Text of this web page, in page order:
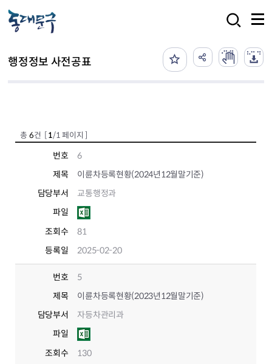
행정정보 사전공표
총 6건 [ 1/1 페이지 ]
번호
6
제목
이륜차등록현황(2024년12월말기준)
담당부서
교통행정과
파일
조회수
81
등록일
2025-02-20
번호
5
제목
이륜차등록현황(2023년12월말기준)
담당부서
자등차관리과
파일
조회수
130